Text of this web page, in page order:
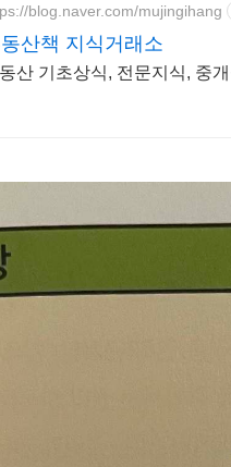
blog.naver.com/mujingihang
산책 지식거래소
산 기초상식, 전문지식, 중